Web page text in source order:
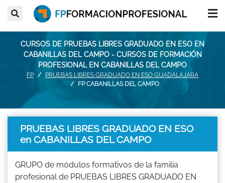
CURSOS DE PRUEBAS LIBRES GRADUADO EN ESO EN
CABANILLAS DEL CAMPO - CURSOS DE FORMACIÓN
PROFESIONAL EN CABANILLAS DEL CAMPO
FP
PRUEBAS LIBRES GRADUADO EN ESO GUADALAJARA
FP CABANILLAS DEL CAMPO
PRUEBAS LIBRES GRADUADO EN ESO
en CABANILLAS DEL CAMPO
GRUPO de módulos formativos de la familia
profesional de PRUEBAS LIBRES GRADUADO EN